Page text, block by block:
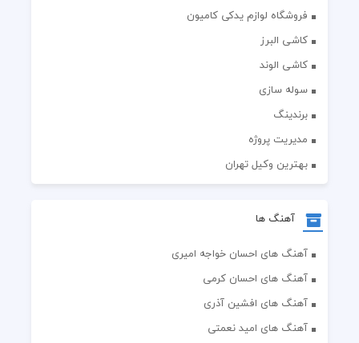
فروشگاه لوازم یدکی کامیون
کاشی البرز
کاشی الوند
سوله سازی
برندینگ
مدیریت پروژه
بهترین وکیل تهران
آهنگ ها
آهنگ های احسان خواجه امیری
آهنگ های احسان کرمی
آهنگ های افشین آذری
آهنگ های امید نعمتی